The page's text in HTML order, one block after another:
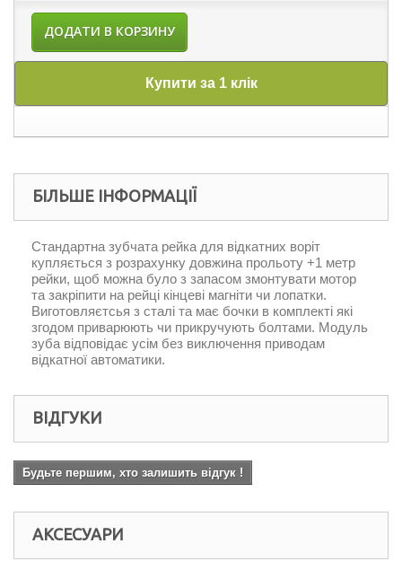
ДОДАТИ В КОРЗИНУ
Купити за 1 клік
БІЛЬШЕ ІНФОРМАЦІЇ
Стандартна зубчата рейка для відкатних воріт
купляється з розрахунку довжина прольоту +1 метр
рейки, щоб можна було з запасом змонтувати мотор
та закріпити на рейці кінцеві магніти чи лопатки.
Виготовляєтсья з сталі та має бочки в комплекті які
згодом приварюють чи прикручують болтами. Модуль
зуба відповідає усім без виключення приводам
відкатної автоматики.
ВІДГУКИ
Будьте першим, хто залишить відгук !
АКСЕСУАРИ